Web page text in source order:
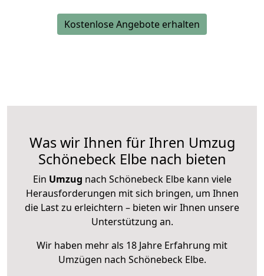
Kostenlose Angebote erhalten
Was wir Ihnen für Ihren Umzug
Schönebeck Elbe nach bieten
Ein Umzug nach Schönebeck Elbe kann viele
Herausforderungen mit sich bringen, um Ihnen
die Last zu erleichtern – bieten wir Ihnen unsere
Unterstützung an.
Wir haben mehr als 18 Jahre Erfahrung mit
Umzügen nach Schönebeck Elbe.